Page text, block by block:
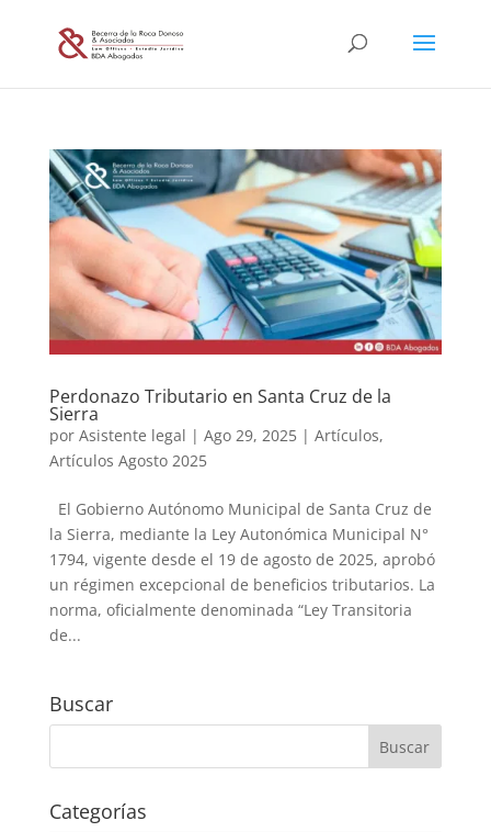
Perdonazo Tributario en Santa Cruz de la
Sierra
por Asistente legal | Ago 29, 2025| Artículos,
Artículos Agosto 2025
El Gobierno Autónomo Municipal de Santa Cruz de
la Sierra, mediante la Ley Autonómica Municipal N°
1794, vigente desde el 19 de agosto de 2025, aprobó
un régimen excepcional de beneficios tributarios. La
norma, oficialmente denominada “Ley Transitoria
de...
Buscar
Categorías